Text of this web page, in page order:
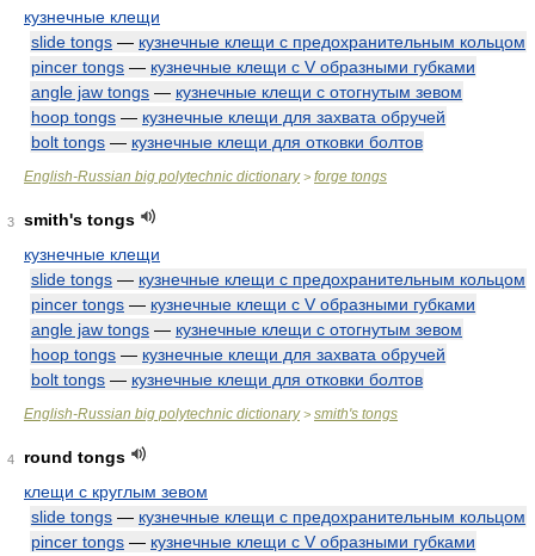
кузнечные клещи
slide tongs — кузнечные клещи с предохранительным кольцом
pincer tongs — кузнечные клещи с V образными губками
angle jaw tongs — кузнечные клещи с отогнутым зевом
hoop tongs — кузнечные клещи для захвата обручей
bolt tongs — кузнечные клещи для отковки болтов
English-Russian big polytechnic dictionary> forge tongs
3
smith's tongs
кузнечные клещи
slide tongs — кузнечные клещи с предохранительным кольцом
pincer tongs — кузнечные клещи с V образными губками
angle jaw tongs — кузнечные клещи с отогнутым зевом
hoop tongs — кузнечные клещи для захвата обручей
bolt tongs — кузнечные клещи для отковки болтов
English-Russian big polytechnic dictionary> smith's tongs
4
round tongs
клещи с круглым зевом
slide tongs — кузнечные клещи с предохранительным кольцом
pincer tongs — кузнечные клещи с V образными губками